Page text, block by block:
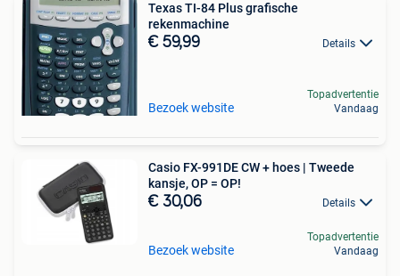
Texas TI-84 Plus grafische
rekenmachine
€ 59,99 Details
Bezoek website
Topadvertentie
Vandaag
Casio FX-991DE CW + hoes | Tweede
kansje, OP = OP!
€ 30,06 Details
Bezoek website
Topadvertentie
Vandaag